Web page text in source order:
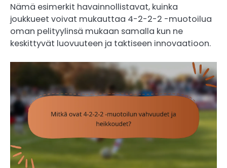
Nämä esimerkit havainnollistavat, kuinka
joukkueet voivat mukauttaa 4-2-2-2 -muotoilua
oman pelityylinsä mukaan samalla kun ne
keskittyvät luovuuteen ja taktiseen innovaatioon.